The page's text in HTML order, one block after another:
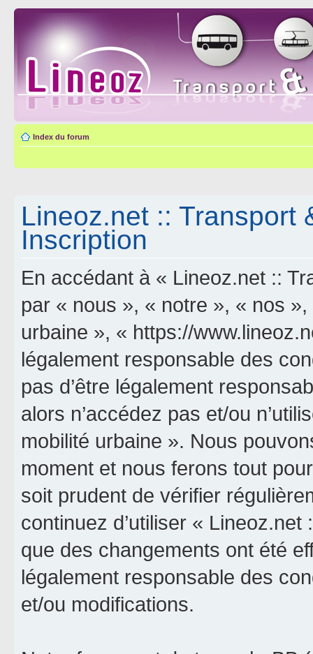
Index du forum
Lineoz.net :: Transport
Inscription
En accédant à « Lineoz.net ::
par « nous », « notre », « nos
urbaine », « https://
légalement responsable des
pas d’être légalement
alors n’accédez pas et/ou
mobilité urbaine ». Nous
moment et nous ferons tout
soit prudent de vérifier
continuez d’utiliser «
que des changements ont été
légalement responsable des
et/ou modifications.